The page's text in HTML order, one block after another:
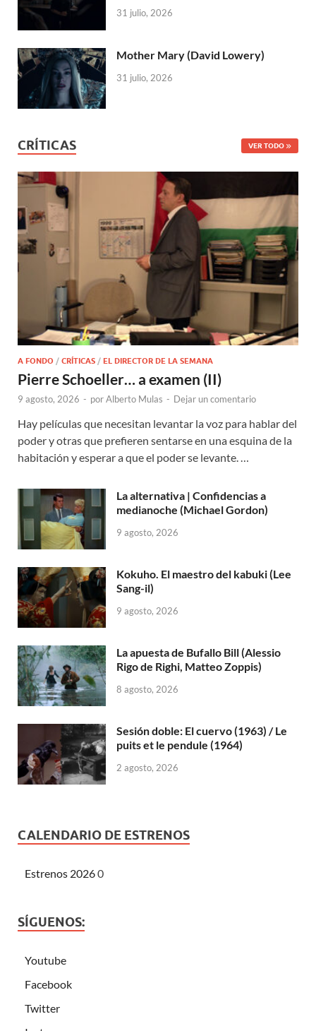
31 julio, 2026
Mother Mary (David Lowery)
31 julio, 2026
CRÍTICAS VER TODO
A FONDO / CRÍTICAS / EL DIRECTOR DE LA SEMANA
Pierre Schoeller… a examen (II)
9 agosto, 2026 - porAlberto Mulas - Dejar un comentario
Hay películas que necesitan levantar la voz para hablar del
poder y otras que prefieren sentarse en una esquina de la
habitación y esperar a que el poder se levante. …
La alternativa | Confidencias a
medianoche (Michael Gordon)
9 agosto, 2026
Kokuho. El maestro del kabuki (Lee
Sang-il)
9 agosto, 2026
La apuesta de Bufallo Bill (Alessio
Rigo de Righi, Matteo Zoppis)
8 agosto, 2026
Sesión doble: El cuervo (1963) / Le
puits et le pendule (1964)
2 agosto, 2026
CALENDARIO DE ESTRENOS
Estrenos 20260
SÍGUENOS:
Youtube
Facebook
Twitter